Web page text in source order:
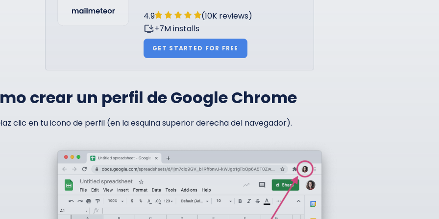
4.9
(10K reviews)
+7M installs
GET STARTED FOR FREE
crear un perfil de Google Chrome
clic en tu icono de perfil (en la esquina superior derecha del navegador).